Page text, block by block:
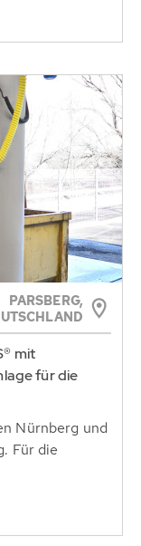
PARSBERG,
mit
für die
Nürnberg und
Für die